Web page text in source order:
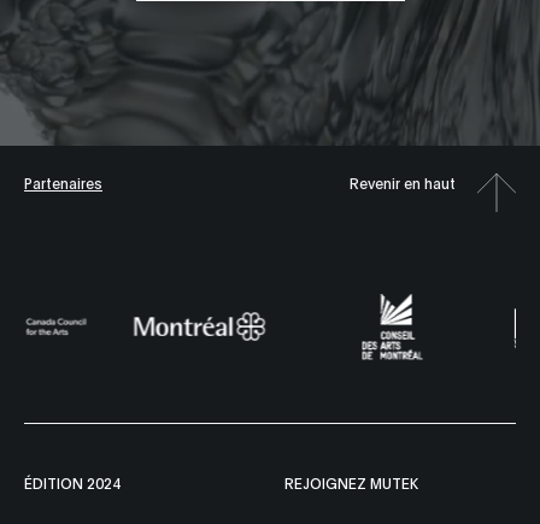
Partenaires Revenir en haut
ÉDITION 2024 REJOIGNEZ MUTEK